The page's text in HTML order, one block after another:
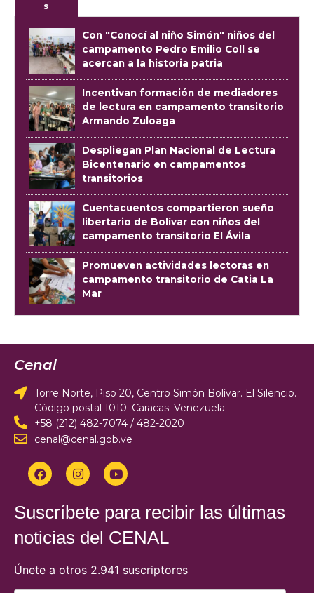
s
Con "Conocí al niño Simón" niños del
campamento Pedro Emilio Coll se
acercan a la historia patria
Incentivan formación de mediadores
de lectura en campamento transitorio
Armando Zuloaga
Despliegan Plan Nacional de Lectura
Bicentenario en campamentos
transitorios
Cuentacuentos compartieron sueño
libertario de Bolívar con niños del
campamento transitorio El Ávila
Promueven actividades lectoras en
campamento transitorio de Catia La
Mar
Cenal
Torre Norte, Piso 20, Centro Simón Bolívar. El Silencio.
Código postal 1010. Caracas–Venezuela
+58 (212) 482-7074 / 482-2020
cenal@cenal.gob.ve
Suscríbete para recibir las últimas
noticias del CENAL
Únete a otros 2.941 suscriptores